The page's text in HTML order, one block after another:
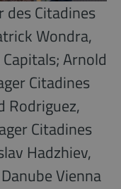
Citadines
Wondra,
Arnold
Citadines
Rodriguez,
Citadines
Hadzhiev,
Vienna